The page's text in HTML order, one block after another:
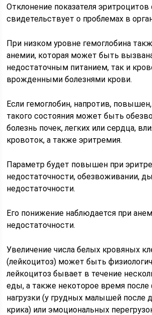
Отклонение показателя
свидетельствует о проблемах в
При низком уровне гемоглобина
анемии, которая может быть
недостаточным питанием, так и
врожденными болезнями крови.
Если гемоглобин, напротив,
такого состояния может быть
болезнь почек, легких или сердца,
кровоток, а также эритремия.
Параметр будет повышен при
недостаточности, обезвоживании,
недостаточности.
Его понижение наблюдается при
недостаточности.
Увеличение числа белых кровяных
(лейкоцитоз) может быть
лейкоцитоз бывает в течение
еды, а также некоторое время после
нагрузки (у грудных малышей после
крика) или эмоциональных